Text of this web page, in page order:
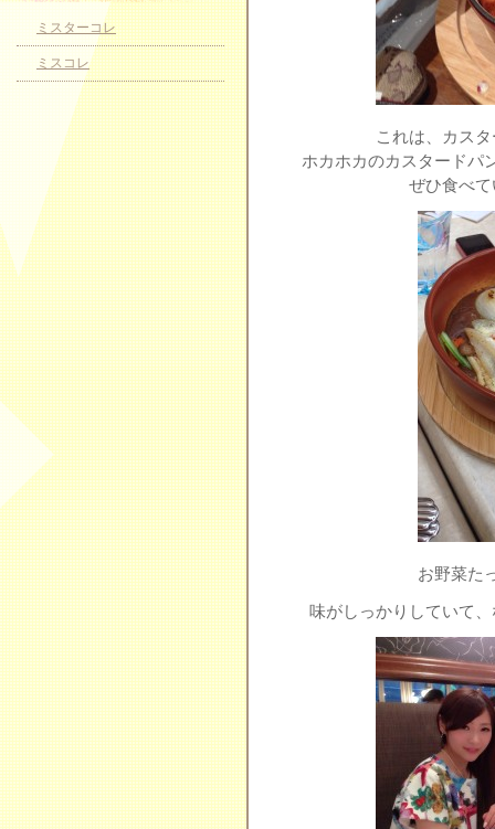
これは、カス
ホカホカのカスタードパ
ぜひ食べ
お野菜た
味がしっかりしていて
ミスターコレ
ミスコレ